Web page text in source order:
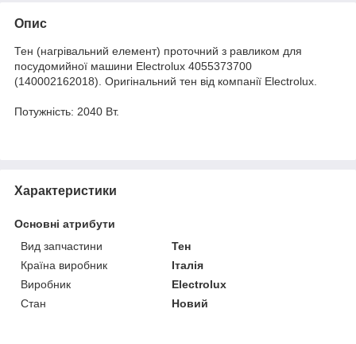
Опис
Тен (нагрівальний елемент) проточний з равликом для
посудомийної машини Electrolux 4055373700
(140002162018). Оригінальний тен від компанії Electrolux.
Потужність: 2040 Вт.
Характеристики
Основні атрибути
Вид запчастини
Тен
Країна виробник
Італія
Виробник
Electrolux
Стан
Новий